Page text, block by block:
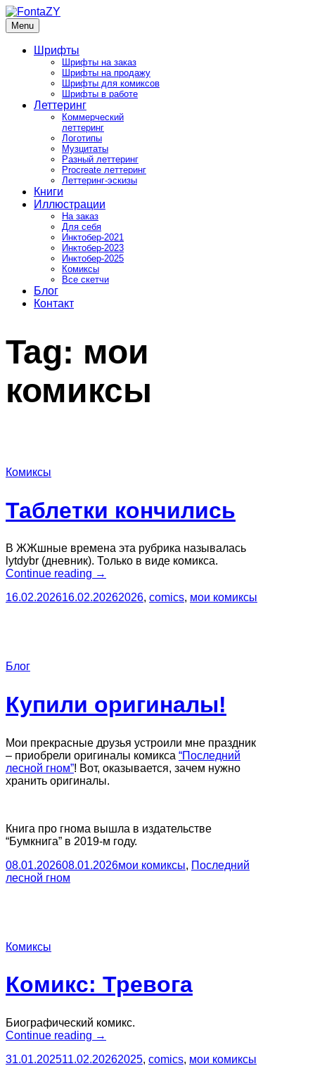
Skip
to
content
FontaZY
Fonts and pictures by Zakhar Yaschin
Menu
Шрифты
Шрифты на заказ
Шрифты на продажу
Шрифты для комиксов
Шрифты в работе
Леттеринг
Коммерческий
леттеринг
Логотипы
Музцитаты
Разный леттеринг
Procreate леттеринг
Леттеринг-эскизы
Книги
Иллюстрации
На заказ
Для себя
Инктобер-2021
Инктобер-2023
Инктобер-2025
Комиксы
Все скетчи
Блог
Контакт
Tag: мои
комиксы
Комиксы
Таблетки кончились
В ЖЖшные времена эта рубрика называлась
lytdybr (дневник). Только в виде комикса.
Continue reading “Таблетки
→
16.02.202616.02.20262026, comics, мои комиксы
Блог
Купили оригиналы!
Мои прекрасные друзья устроили мне праздник
– приобрели оригиналы комикса “Последний
лесной гном”! Вот, оказывается, зачем нужно
хранить оригиналы.
Книга про гнома вышла в издательстве
“Бумкнига” в 2019-м году.
08.01.202608.01.2026мои комиксы, Последний
лесной гном
Комиксы
Комикс: Тревога
Биографический комикс.
Continue reading “Комикс:
→
31.01.202511.02.20262025, comics, мои комиксы